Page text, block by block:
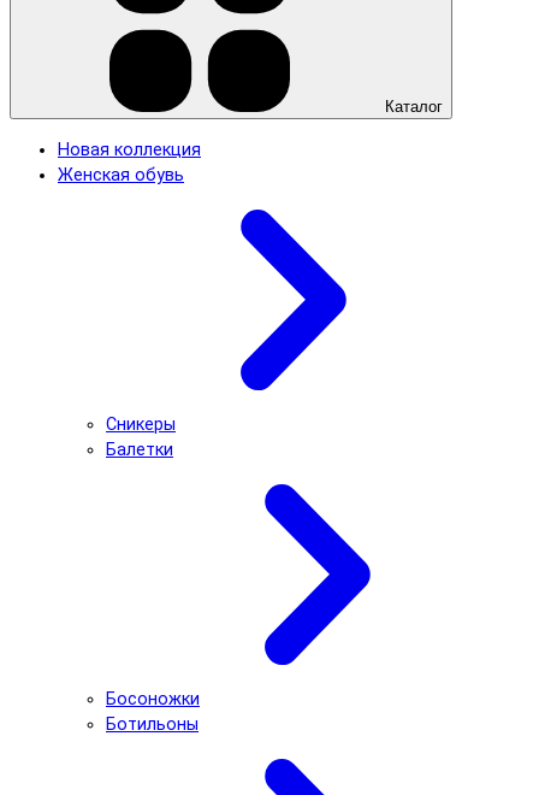
Каталог
Новая коллекция
Женская обувь
Сникеры
Балетки
Босоножки
Ботильоны